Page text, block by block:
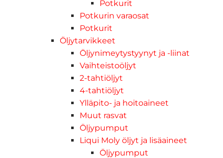
Potkurit
Potkurin varaosat
Potkurit
Öljytarvikkeet
Öljynimeytystyynyt ja -liinat
Vaihteistoöljyt
2-tahtiöljyt
4-tahtiöljyt
Ylläpito- ja hoitoaineet
Muut rasvat
Öljypumput
Liqui Moly öljyt ja lisäaineet
Öljypumput